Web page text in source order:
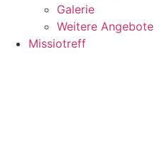
Galerie
Weitere Angebote
Missiotreff